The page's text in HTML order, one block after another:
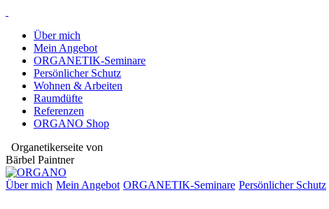
Über mich
Mein Angebot
ORGANETIK-Seminare
Persönlicher Schutz
Wohnen & Arbeiten
Raumdüfte
Referenzen
ORGANO Shop
Organetikerseite von
Bärbel Paintner
Über mich Mein Angebot ORGANETIK-Seminare Persönlicher Schutz